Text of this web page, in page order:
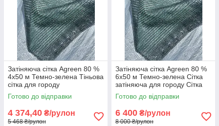
Затіняюча сітка Agreen 80 %
4х50 м Темно-зелена Тіньова
сітка для городу
Тіньовідштовхувальна сітка
для дачі
Готово до відправки
4 374,40 ₴/рулон
5 468 ₴/рулон
Затіняюча сітка Agreen 80 %
6х50 м Темно-зелена Сітка
затіняюча для городу Сітка
для тіні
Готово до відправки
6 400 ₴/рулон
8 000 ₴/рулон